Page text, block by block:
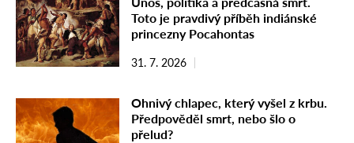
Toto je pravdivý příběh indiánské
princezny Pocahontas
31. 7. 2026
Ohnivý chlapec, který vyšel z krbu.
Předpověděl smrt, nebo šlo o
přelud?